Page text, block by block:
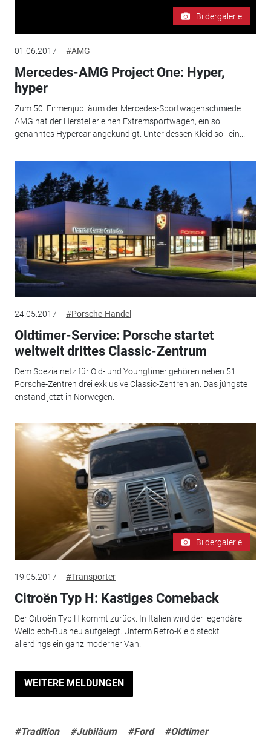
Bildergalerie
01.06.2017 #AMG
Mercedes-AMG Project One: Hyper,
hyper
Zum 50. Firmenjubiläum der Mercedes-Sportwagenschmiede
AMG hat der Hersteller einen Extremsportwagen, ein so
genanntes Hypercar angekündigt. Unter dessen Kleid soll ein...
24.05.2017 #Porsche-Handel
Oldtimer-Service: Porsche startet
weltweit drittes Classic-Zentrum
Dem Spezialnetz für Old- und Youngtimer gehören neben 51
Porsche-Zentren drei exklusive Classic-Zentren an. Das jüngste
enstand jetzt in Norwegen.
Bildergalerie
19.05.2017 #Transporter
Citroën Typ H: Kastiges Comeback
Der Citroën Typ H kommt zurück. In Italien wird der legendäre
Wellblech-Bus neu aufgelegt. Unterm Retro-Kleid steckt
allerdings ein ganz moderner Van.
WEITERE MELDUNGEN
#Tradition #Jubiläum #Ford #Oldtimer